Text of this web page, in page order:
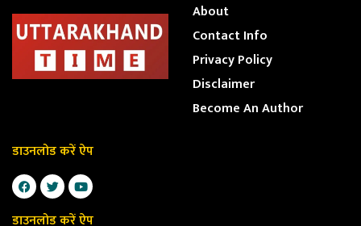
About
Contact Info
Privacy Policy
Disclaimer
Become An Author
डाउनलोड करें ऐप
डाउनलोड करें ऐप